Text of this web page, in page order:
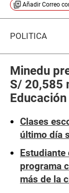
Añadir Correo
POLÍTICA
Minedu
S/ 20,585
Educación
Clases
último día
Estudiante
programa
más de la